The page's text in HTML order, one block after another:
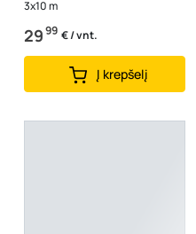
3x10 m
2999 € / vnt.
Į krepšelį